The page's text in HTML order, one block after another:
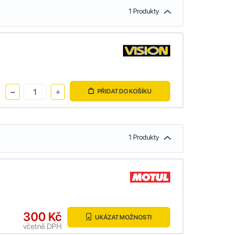
1 Produkty
PŘIDAT DO KOŠÍKU
1 Produkty
300 Kč
včetně DPH
UKÁZAT MOŽNOSTI